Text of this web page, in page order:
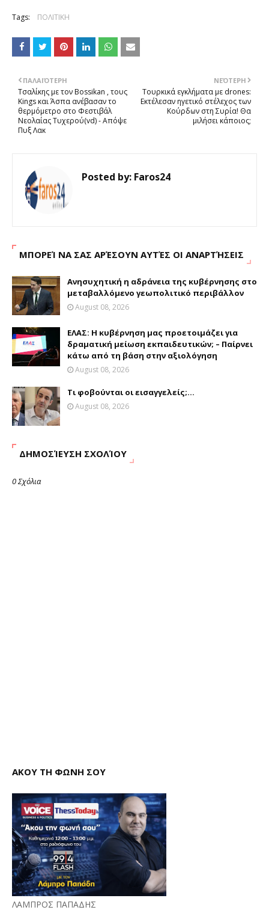
Tags: ΠΟΛΙΤΙΚΗ
ΝΕΌΤΕΡΗ
Τουρκικά εγκλήματα με drones:
Εκτέλεσαν ηγετικό στέλεχος των
Κούρδων στη Συρία! Θα
μιλήσει κάποιος;
ΠΑΛΑΙΌΤΕΡΗ
Τσαλίκης με τον Bossikan , τους
Kings και Άσπα ανέβασαν το
θερμόμετρο στο Φεστιβάλ
Νεολαίας Τυχερού(vd) - Απόψε
Πυξ Λακ
Posted by: Faros24
ΜΠΟΡΕΊ ΝΑ ΣΑΣ ΑΡΈΣΟΥΝ ΑΥΤΈΣ ΟΙ ΑΝΑΡΤΉΣΕΙΣ
Ανησυχητική η αδράνεια της κυβέρνησης στο
μεταβαλλόμενο γεωπολιτικό περιβάλλον
August 08, 2026
ΕΛΑΣ: Η κυβέρνηση μας προετοιμάζει για
δραματική μείωση εκπαιδευτικών; – Παίρνει
κάτω από τη βάση στην αξιολόγηση
August 08, 2026
Τι φοβούνται οι εισαγγελείς;...
August 08, 2026
ΔΗΜΟΣΊΕΥΣΗ ΣΧΟΛΊΟΥ
0 Σχόλια
ΑΚΟΥ ΤΗ ΦΩΝΗ ΣΟΥ
ΛΑΜΠΡΟΣ ΠΑΠΑΔΗΣ